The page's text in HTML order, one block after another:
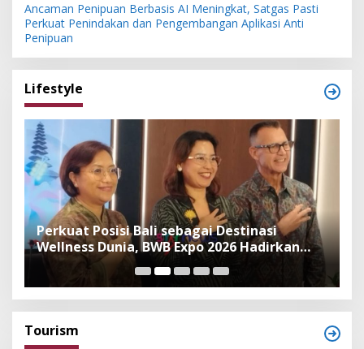
Ancaman Penipuan Berbasis AI Meningkat, Satgas Pasti
Perkuat Penindakan dan Pengembangan Aplikasi Anti
Penipuan
Lifestyle
Perkuat Posisi Bali sebagai Destinasi
Wellness Dunia, BWB Expo 2026 Hadirkan
Exhibitor Nasional dan Global
Tourism